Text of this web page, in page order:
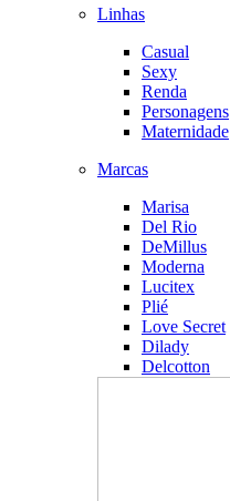
Linhas
Casual
Sexy
Renda
Personagens
Maternidade
Marcas
Marisa
Del Rio
DeMillus
Moderna
Lucitex
Plié
Love Secret
Dilady
Delcotton